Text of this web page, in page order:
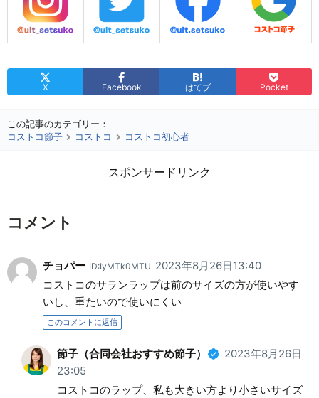
X Facebook はてブ Pocket
この記事のカテゴリー：
コストコ節子
コストコ コストコ初心者
スポンサードリンク
コメント
チョパー ID:IyMTk0MTU 2023年8月26日13:40
コストコのサランラップは前のサイズの方が使いやす
いし、重たいので使いにくい
このコメントに返信
節子（合同会社おすすめ節子）
2023年8月26日
23:05
コストコのラップ、私も大きい方より小さいサイズ